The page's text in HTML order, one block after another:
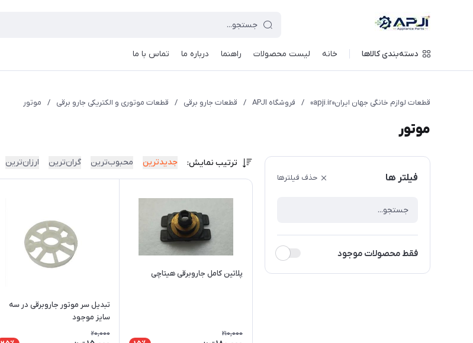
دسته‌بندی کالاها خانه لیست محصولات راهنما درباره ما تماس با ما
قطعات لوازم خانگی جهان ایران«apji.ir» / فروشگاه APJI / قطعات جارو برقی / قطعات موتوری و الکتریکی جارو برقی / موتور
موتور
فیلتر ها حذف فیلترها
فقط محصولات موجود
ترتیب نمایش: جدیدترین محبوب‌ترین گران‌ترین ارزان‌ترین
پلاتین کامل جاروبرقی هیتاچی
210,000
تبدیل سر موتور جاروبرقی در سه
سایز موجود
20,000